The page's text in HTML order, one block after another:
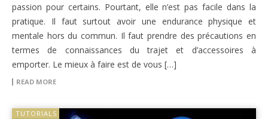
passion pour certains. Pourtant, elle n’est pas facile dans la
pratique. Il faut surtout avoir une endurance physique et
mentale hors du commun. Il faut prendre des précautions en
termes de connaissances du trajet et d’accessoires à
emporter. Le mieux à faire est de vous […]
READ MORE
TUTORIALS